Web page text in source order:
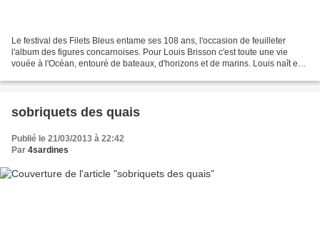
Le festival des Filets Bleus entame ses 108 ans, l'occasion de feuilleter
l'album des figures concarnoises. Pour Louis Brisson c'est toute une vie
vouée à l'Océan, entouré de bateaux, d'horizons et de marins. Louis naît en
sobriquets des quais
Publié le 21/03/2013 à 22:42
Par 4sardines